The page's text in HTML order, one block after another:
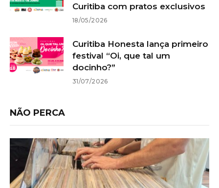
Curitiba com pratos exclusivos
18/05/2026
Curitiba Honesta lança primeiro
festival “Oi, que tal um
docinho?”
31/07/2026
NÃO PERCA